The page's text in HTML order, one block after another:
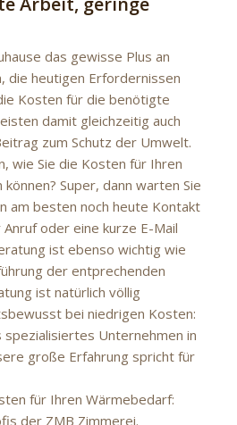
das gewisse Plus an
die heutigen Erfordernissen
Kosten für die benötigte
damit gleichzeitig auch
zum Schutz der Umwelt.
wie Sie die Kosten für Ihren
Super, dann warten Sie
am besten noch heute Kontakt
oder eine kurze E-Mail
ist ebenso wichtig wie
der entprechenden
ist natürlich völlig
bei niedrigen Kosten:
spezialisiertes Unternehmen in
große Erfahrung spricht für
für Ihren Wärmebedarf:
der ZMB Zimmerei.